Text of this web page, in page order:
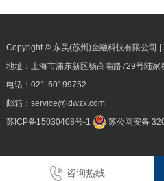
Copyright © 东吴(苏州)金融科技有限公司 |
地址：上海市浦东新区杨高南路729号陆
电话： 021-60199752
邮箱： service@idwzx.com
苏ICP备15030408号-1
苏公网安备
咨询热线